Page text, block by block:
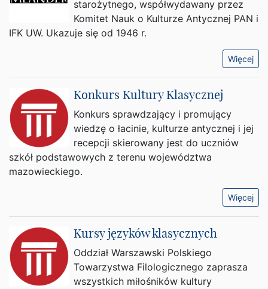
starożytnego, współwydawany przez
Komitet Nauk o Kulturze Antycznej PAN i
IFK UW. Ukazuje się od 1946 r.
Więcej
Konkurs Kultury Klasycznej
Konkurs sprawdzający i promujący
wiedzę o łacinie, kulturze antycznej i jej
recepcji skierowany jest do uczniów
szkół podstawowych z terenu województwa
mazowieckiego.
Więcej
Kursy języków klasycznych
Oddział Warszawski Polskiego
Towarzystwa Filologicznego zaprasza
wszystkich miłośników kultury